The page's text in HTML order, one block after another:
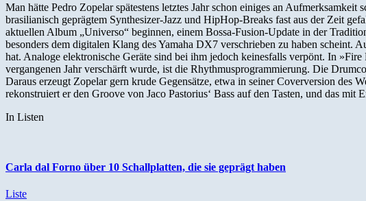
Man hätte Pedro Zopelar spätestens letztes Jahr schon einiges an
brasilianisch geprägtem Synthesizer-Jazz und HipHop-Breaks fast aus der Zeit
aktuellen Album „Universo“ beginnen, einem Bossa-Fusion-Update in der
besonders dem digitalen Klang des Yamaha DX7 verschrieben zu haben scheint.
hat. Analoge elektronische Geräte sind bei ihm jedoch keinesfalls verpönt. In
vergangenen Jahr verschärft wurde, ist die Rhythmusprogrammierung. Die
Daraus erzeugt Zopelar gern krude Gegensätze, etwa in seiner Coverversion des
rekonstruiert er den Groove von Jaco Pastorius‘ Bass auf den Tasten, und das
In Listen
Carla dal Forno über 10 Schallplatten, die sie geprägt haben
Liste